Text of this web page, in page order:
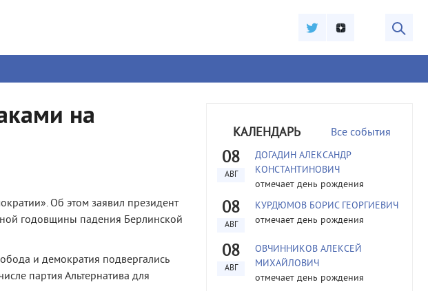
на
Об этом заявил президент
годовщины падения Берлинской
и демократия подвергались
партия Альтернатива для
КАЛЕНДАРЬ Все события
08
АВГ
ДОГАДИН АЛЕКСАНДР
КОНСТАНТИНОВИЧ
отмечает день рождения
08
АВГ
КУРДЮМОВ БОРИС ГЕОРГИЕВИЧ
отмечает день рождения
08
АВГ
ОВЧИННИКОВ АЛЕКСЕЙ
МИХАЙЛОВИЧ
отмечает день рождения